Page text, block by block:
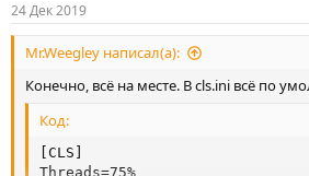
24 Дек 2019
Mr.Weegley написал(а):
Конечно, всё на месте. В cls.ini всё по
Код:
[CLS]
Threads=75%